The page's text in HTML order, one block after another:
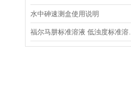
水中砷速测盒使用说明